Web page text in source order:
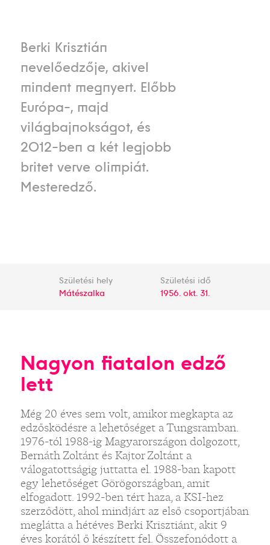
Berki Krisztián
nevelőedzője, akivel
mindent megnyert. Előbb
Európa-, majd
világbajnokságot, és
2012-ben a két legjobb
britet verve olimpiát.
Mesteredző.
Születési hely
Mátészalka
Születési idő
1956. okt. 31.
Nagyon fiatalon edző
lett
Még 20 éves sem volt, amikor megkapta az
edzősködésre a lehetőséget a Tungsramban.
1976-tól 1988-ig Magyarországon dolgozott,
Bernáth Zoltánt és Kajtor Zoltánt a
válogatottságig juttatta el. 1988-ban kapott
egy lehetőséget Görögországban, amit
elfogadott. 1992-ben tért haza, a KSI-hez
szerződött, ahol mindjárt az első csoportjában
meglátta a hétéves Berki Krisztiánt, akit 9
éves korától ő készített fel. Összefonódott a